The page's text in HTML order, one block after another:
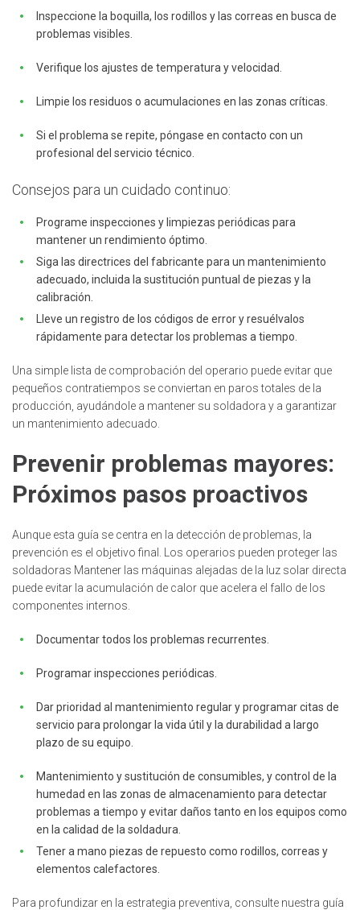
Inspeccione la boquilla, los rodillos y las correas en busca de
problemas visibles.
Verifique los ajustes de temperatura y velocidad.
Limpie los residuos o acumulaciones en las zonas críticas.
Si el problema se repite, póngase en contacto con un
profesional del servicio técnico.
Consejos para un cuidado continuo:
Programe inspecciones y limpiezas periódicas para
mantener un rendimiento óptimo.
Siga las directrices del fabricante para un mantenimiento
adecuado, incluida la sustitución puntual de piezas y la
calibración.
Lleve un registro de los códigos de error y resuélvalos
rápidamente para detectar los problemas a tiempo.
Una simple lista de comprobación del operario puede evitar que
pequeños contratiempos se conviertan en paros totales de la
producción, ayudándole a mantener su soldadora y a garantizar
un mantenimiento adecuado.
Prevenir problemas mayores:
Próximos pasos proactivos
Aunque esta guía se centra en la detección de problemas, la
prevención es el objetivo final. Los operarios pueden proteger las
soldadoras Mantener las máquinas alejadas de la luz solar directa
puede evitar la acumulación de calor que acelera el fallo de los
componentes internos.
Documentar todos los problemas recurrentes.
Programar inspecciones periódicas.
Dar prioridad al mantenimiento regular y programar citas de
servicio para prolongar la vida útil y la durabilidad a largo
plazo de su equipo.
Mantenimiento y sustitución de consumibles, y control de la
humedad en las zonas de almacenamiento para detectar
problemas a tiempo y evitar daños tanto en los equipos como
en la calidad de la soldadura.
Tener a mano piezas de repuesto como rodillos, correas y
elementos calefactores.
Para profundizar en la estrategia preventiva, consulte nuestra guía